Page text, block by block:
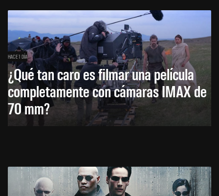
HACE 1 DÍA
¿Qué tan caro es filmar una película
completamente con cámaras IMAX de
70 mm?